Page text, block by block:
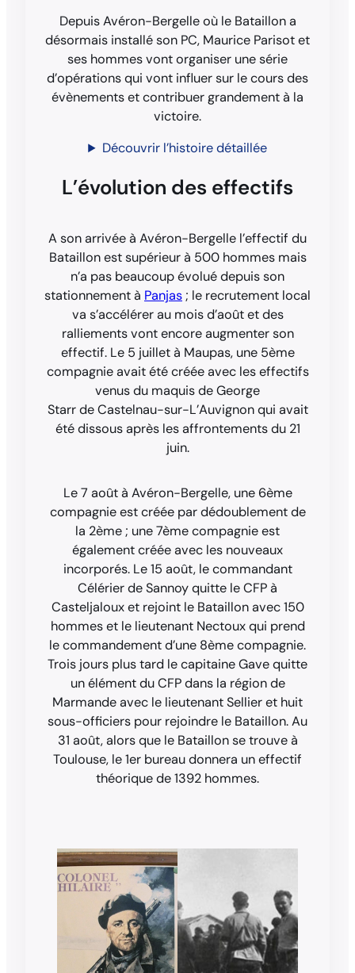
Depuis Avéron-Bergelle où le Bataillon a
désormais installé son PC, Maurice Parisot et
ses hommes vont organiser une série
d’opérations qui vont influer sur le cours des
évènements et contribuer grandement à la
victoire.
Découvrir l’histoire détaillée
L’évolution des effectifs
A son arrivée à Avéron-Bergelle l’effectif du
Bataillon est supérieur à 500 hommes mais
n’a pas beaucoup évolué depuis son
stationnement à Panjas; le recrutement local
va s’accélérer au mois d’août et des
ralliements vont encore augmenter son
effectif. Le 5 juillet à Maupas, une 5ème
compagnie avait été créée avec les effectifs
venus du maquis de George
Starr de Castelnau-sur-L’Auvignon qui avait
été dissous après les affrontements du 21
juin.
Le 7 août à Avéron-Bergelle, une 6ème
compagnie est créée par dédoublement de
la 2ème ; une 7ème compagnie est
également créée avec les nouveaux
incorporés. Le 15 août, le commandant
Célérier de Sannoy quitte le CFP à
Casteljaloux et rejoint le Bataillon avec 150
hommes et le lieutenant Nectoux qui prend
le commandement d’une 8ème compagnie.
Trois jours plus tard le capitaine Gave quitte
un élément du CFP dans la région de
Marmande avec le lieutenant Sellier et huit
sous-officiers pour rejoindre le Bataillon. Au
31 août, alors que le Bataillon se trouve à
Toulouse, le 1er bureau donnera un effectif
théorique de 1392 hommes.